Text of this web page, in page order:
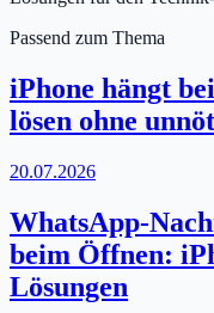
Passend zum Thema
iPhone hängt
lösen ohne
20.07.2026
WhatsApp-
beim Öffnen:
Lösungen